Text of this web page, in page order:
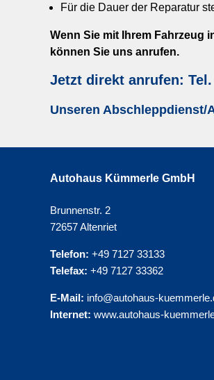
Für die Dauer der Reparatur
Wenn Sie mit Ihrem Fahrzeug
können Sie uns anrufen.
Jetzt direkt anrufen: Tel.
Unseren
Autohaus Kümmerle GmbH
Brunnenstr. 2
72657 Altenriet
Telefon: +49 7127 33133
Telefax: +49 7127 33362
E-Mail: info@autohaus-
Internet: www.autohaus-